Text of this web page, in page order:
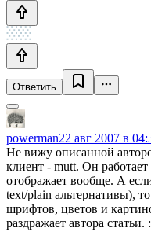
Ответить
powerman22 авг 2007 в
Не вижу описанной
клиент - mutt. Он
отображает вообще. А
text/plain альтернативы),
шрифтов, цветов и
раздражает автора статьи.